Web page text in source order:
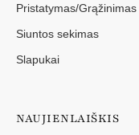
Pristatymas/Grąžinimas
Siuntos sekimas
Slapukai
NAUJIENLAIŠKIS